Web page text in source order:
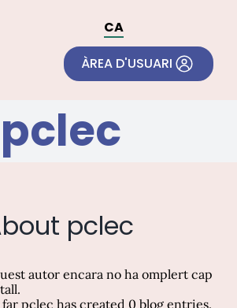
CA
ÀREA D'USUARI
pclec
pclec
autor encara no ha omplert cap
far pclec has created 0 blog entries.